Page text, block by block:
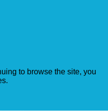
to browse the site, you